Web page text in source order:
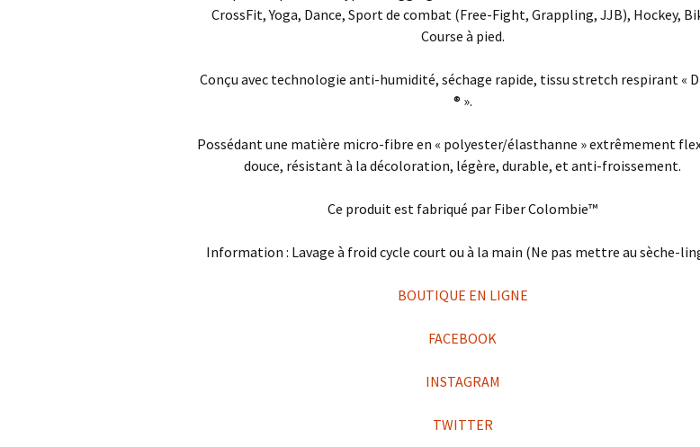
CrossFit, Yoga, Dance, Sport de combat (Free-Fight, Grappling, JJB), Hockey,
Course à pied.
Conçu avec technologie anti-humidité, séchage rapide, tissu stretch respirant «
® ».
Possédant une matière micro-fibre en « polyester/élasthanne » extrêmement
douce, résistant à la décoloration, légère, durable, et anti-froissement.
Ce produit est fabriqué par Fiber Colombie™
Information : Lavage à froid cycle court ou à la main (Ne pas mettre au sèche-
BOUTIQUE EN LIGNE
FACEBOOK
INSTAGRAM
TWITTER